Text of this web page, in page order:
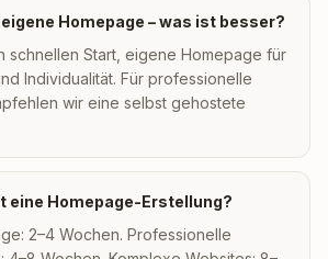
Homepage – was ist besser?
schnellen Start, eigene Homepage für
Individualität. Für professionelle
wir eine selbst gehostete
eine Homepage-Erstellung?
2–4 Wochen. Professionelle